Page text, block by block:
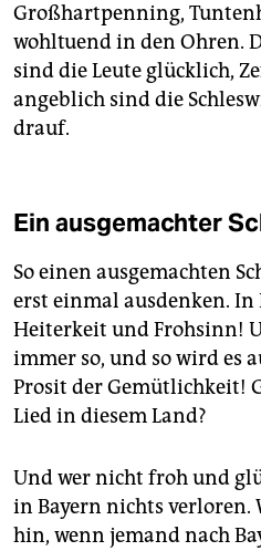
Großhartpenning,
wohltuend in den Ohren.
sind die Leute glücklich,
angeblich sind die
drauf.
Ein ausgemachter
So einen ausgemachten
erst einmal ausdenken. In
Heiterkeit und Frohsinn!
immer so, und so wird es
Prosit der Gemütlichkeit!
Lied in diesem Land?
Und wer nicht froh und
in Bayern nichts verloren.
hin, wenn jemand nach